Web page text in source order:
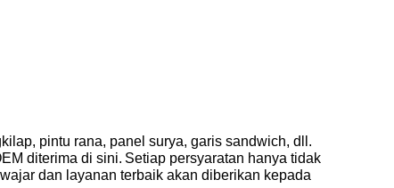
pintu rana, panel surya, garis sandwich, dll.
diterima di sini. Setiap persyaratan hanya tidak
dan layanan terbaik akan diberikan kepada